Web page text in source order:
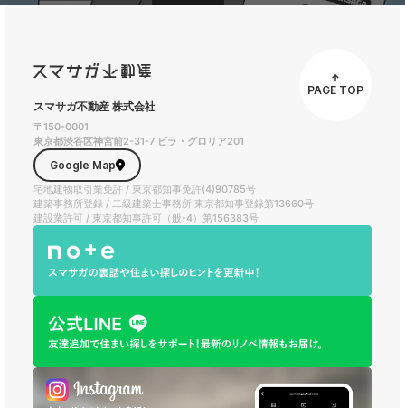
PAGE TOP
スマサガ不動産 株式会社
〒150-0001
東京都渋谷区神宮前2-31-7 ビラ・グロリア201
Google Map
宅地建物取引業免許 / 東京都知事免許(4)90785号
建築事務所登録 / 二級建築士事務所 東京都知事登録第13660号
建設業許可 / 東京都知事許可（般-4）第156383号